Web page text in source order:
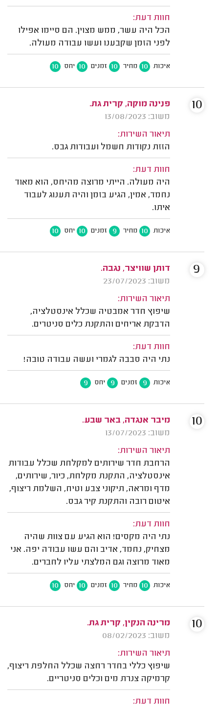
חוות דעת:
הכל היה עשר, ממש מצוין. הם סיימו אפילו
לפני הזמן שקבענו ועשו עבודה מעולה.
איכות 10 מחיר 10 זמנים 10 יחס 10
פנינה מוקה, קרית גת.
משוב: 13/08/2023
תיאור השירות:
הזזת נקודות חשמל ועבודות גבס.
חוות דעת:
היה מעולה. הייתי מרוצה מהיחס, הוא מאוד
נחמד, אמין, הגיע בזמן והיה תענוג לעבוד
איתו.
איכות 10 מחיר 9 זמנים 10 יחס 10
10
דותן שוויצר, נגבה.
משוב: 23/07/2023
תיאור השירות:
שיפוץ חדר אמבטיה שכלל אינסטלציה,
הדבקת אריחים והתקנת כלים סניטרים.
חוות דעת:
נתי היה סבבה לגמרי ועשה עבודה טובה!
איכות 9 זמנים 9 יחס 9
9
מיבר אנגדה, באר שבע.
משוב: 13/07/2023
תיאור השירות:
הרחבת חדר שירותים למקלחת שכלל עבודות
אינסטלציה, התקנת מקלחת, כיור, שירותים,
מדף ומראה, תיקוני צבע וטיח, השלמת ריצוף,
איטום רובה והתקנת קיר גבס.
חוות דעת:
נתי היה מקסים! הוא הגיע עם צוות שהיה
מצחיק, נחמד, אדיב והם עשו עבודה יפה. אני
מאוד מרוצה וגם המלצתי עליו לחברים.
איכות 10 מחיר 10 זמנים 10 יחס 10
10
מרינה הנקין, קרית גת.
משוב: 08/02/2023
תיאור השירות:
שיפוץ כללי בחדר רחצה שכלל החלפת ריצוף,
קרמיקה צנרת מים וכלים סניטריים.
חוות דעת:
10